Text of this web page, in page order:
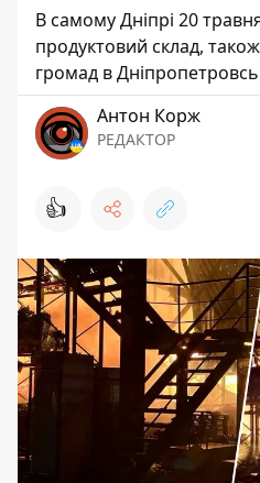
В самому Дніпрі 20
продуктовий склад,
громад в
Антон Корж
РЕДАКТОР
👍